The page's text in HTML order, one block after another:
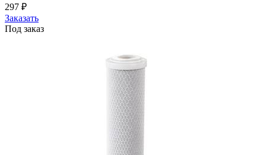
297 ₽
Заказать
Под заказ